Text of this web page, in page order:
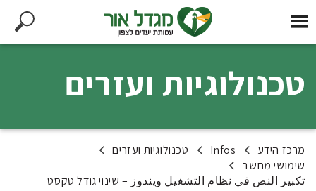
טכנולוגיות ועזרים
מרכז הידע Infos
טכנולוגיות ועזרים
שימושי מחשב
تكبير النص في نظام التشغيل ويندوز – שינוי גודל טקסט